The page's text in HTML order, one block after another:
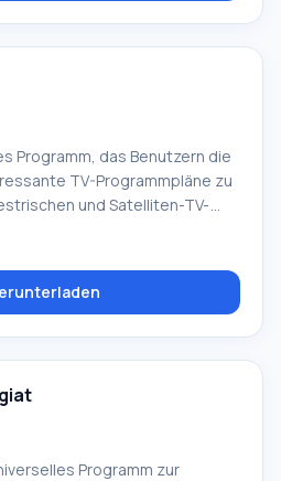
Programm, das Benutzern die
TV-Programmpläne zu
und Satelliten-TV-
auf viele Shows, Filme
Benachrichtigungen
mit hellen Farben
Programm zur